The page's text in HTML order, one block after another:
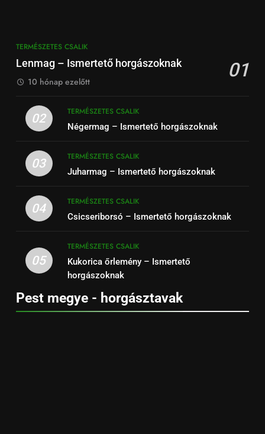
TERMÉSZETES CSALIK
Lenmag – Ismertető horgászoknak 01
10 hónap ezelőtt
02
TERMÉSZETES CSALIK
Négermag – Ismertető horgászoknak
03
TERMÉSZETES CSALIK
Juharmag – Ismertető horgászoknak
04
TERMÉSZETES CSALIK
Csicseriborsó – Ismertető horgászoknak
05
TERMÉSZETES CSALIK
Kukorica őrlemény – Ismertető
horgászoknak
Pest megye - horgásztavak